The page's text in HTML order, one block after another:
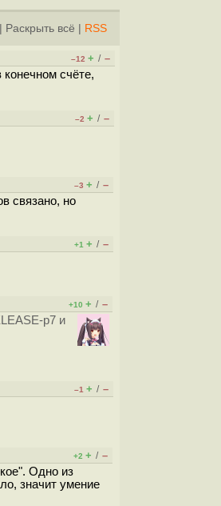
Раскрыть всё RSS
–12 + / –
счёте,
–2 + / –
–3 + / –
связано, но
+1 + / –
+10 + / –
p7 и
–1 + / –
+2 + / –
Одно из
значит умение